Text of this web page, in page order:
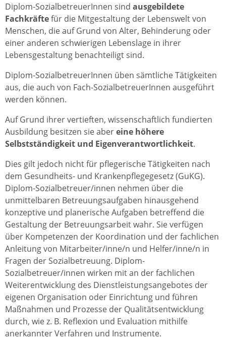
Diplom-SozialbetreuerInnen sind ausgebildete
Fachkräftefür die Mitgestaltung der Lebenswelt von
Menschen, die auf Grund von Alter, Behinderung oder
einer anderen schwierigen Lebenslage in ihrer
Lebensgestaltung benachteiligt sind.
Diplom-SozialbetreuerInnen üben sämtliche Tätigkeiten
aus, die auch von Fach-SozialbetreuerInnen ausgeführt
werden können.
Auf Grund ihrer vertieften, wissenschaftlich fundierten
Ausbildung besitzen sie abereine höhere
Selbstständigkeit und Eigenverantwortlichkeit.
Dies gilt jedoch nicht für pflegerische Tätigkeiten nach
dem Gesundheits- und Krankenpflegegesetz (GuKG).
Diplom-Sozialbetreuer/innen nehmen über die
unmittelbaren Betreuungsaufgaben hinausgehend
konzeptive und planerische Aufgaben betreffend die
Gestaltung der Betreuungsarbeit wahr. Sie verfügen
über Kompetenzen der Koordination und der fachlichen
Anleitung von Mitarbeiter/inne/n und Helfer/inne/n in
Fragen der Sozialbetreuung. Diplom-
Sozialbetreuer/innen wirken mit an der fachlichen
Weiterentwicklung des Dienstleistungsangebotes der
eigenen Organisation oder Einrichtung und führen
Maßnahmen und Prozesse der Qualitätsentwicklung
durch, wie z. B. Reflexion und Evaluation mithilfe
anerkannter Verfahren und Instrumente.